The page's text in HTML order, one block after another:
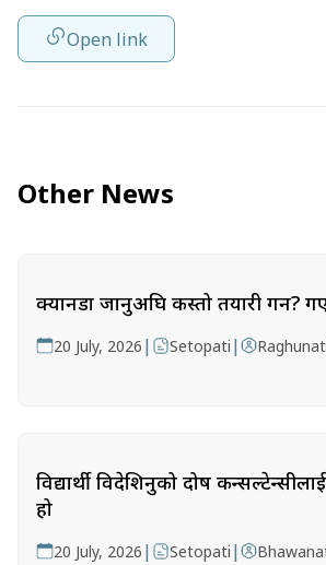
Open link
Other News
क्यानडा जानुअघि कस्तो तयारी गर्ने?
20 July, 2026 | Setopati |
विद्यार्थी विदेशिनुको दोष
हो
20 July, 2026 | Setopati |